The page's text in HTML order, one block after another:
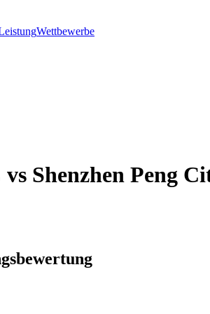
Wettbewerbe
vs Shenzhen Peng